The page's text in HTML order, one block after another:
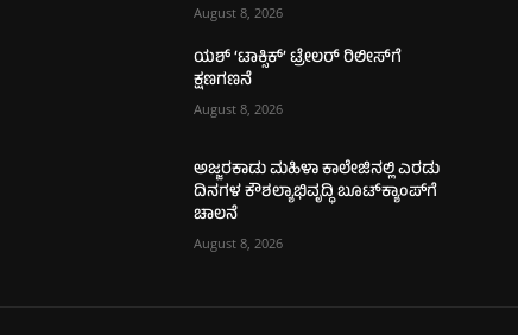
August 8, 2026
ಯಶ್ ‘ಟಾಕ್ಸಿಕ್’ ಟ್ರೇಲರ್ ರಿಲೀಸ್‌ಗೆ
ಕ್ಷಣಗಣನೆ
August 8, 2026
ಅಜ್ಜರಕಾಡು ಮಹಿಳಾ ಕಾಲೇಜಿನಲ್ಲಿ ಎರಡು
ದಿನಗಳ ಕೌಶಲ್ಯಾಭಿವೃದ್ಧಿ ಬೂಟ್‌ಕ್ಯಾಂಪ್‌ಗೆ
ಚಾಲನೆ
August 8, 2026